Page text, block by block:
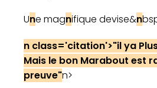
Une magnifique devise&n
n class='citation'>"il ya
Mais le bon Marabout est
preuve"n>